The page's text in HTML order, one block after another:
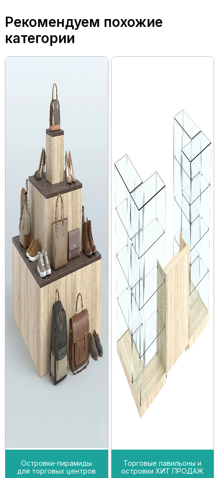
Рекомендуем похожие
категории
Островки-пирамиды
для торговых центров
Торговые павильоны и
островки ХИТ ПРОДАЖ